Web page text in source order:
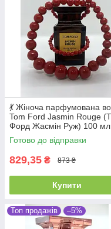
💃 Жіноча парфумована
Tom Ford Jasmin Rouge
Форд Жасмін Руж) 100 мл
Готово до відправки
829,35 ₴ 873 ₴
Купити
Топ продажів –5%